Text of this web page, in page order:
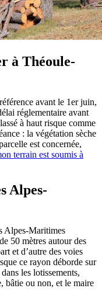
à Théoule-
avant le 1er juin,
réglementaire avant
à haut risque comme
: la végétation sèche
est concernée,
terrain est soumis à
Alpes-
Alpes-Maritimes
50 mètres autour des
et d’autre des voies
ce rayon déborde sur
les lotissements,
bâtie ou non, et le maire